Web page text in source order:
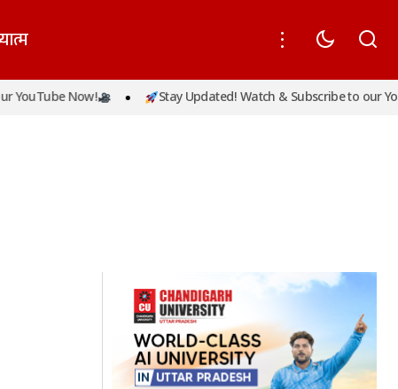
Now! Stay Updated! Watch & Subscribe to our